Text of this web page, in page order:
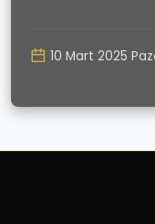
10 Mart 2025